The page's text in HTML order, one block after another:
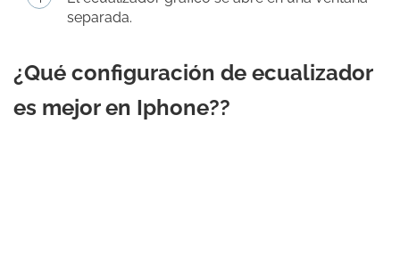
separada.
¿Qué configuración de ecualizador
es mejor en Iphone??